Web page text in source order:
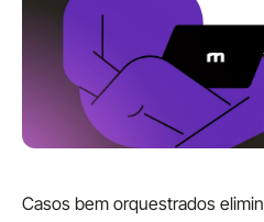
Casos bem orquestrados